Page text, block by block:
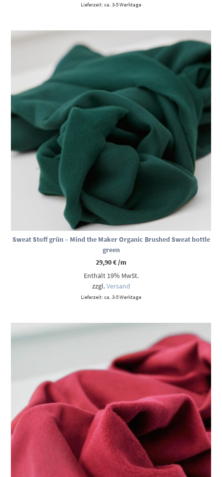
Lieferzeit: ca. 3-5 Werktage
Sweat Stoff grün – Mind the Maker Organic Brushed Sweat bottle
green
29,90€/m
Enthält 19% MwSt.
zzgl.Versand
Lieferzeit: ca. 3-5 Werktage